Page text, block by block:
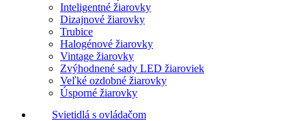
Inteligentné žiarovky
Dizajnové žiarovky
Trubice
Halogénové žiarovky
Vintage žiarovky
Zvýhodnené sady LED žiaroviek
Veľké ozdobné žiarovky
Úsporné žiarovky
Svietidlá s ovládačom